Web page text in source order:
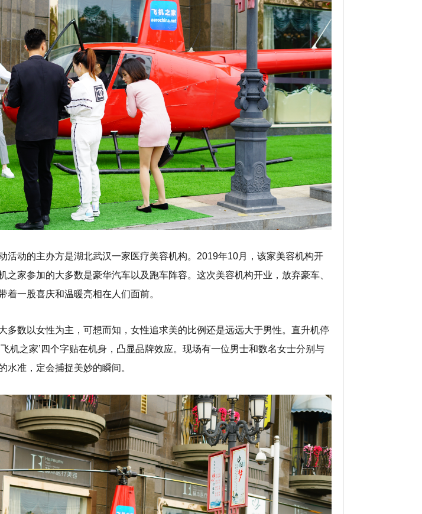
活动的主办方是湖北武汉一家医疗美容机构。2019年10月，该家美容机构开
之家参加的大多数是豪华汽车以及跑车阵容。这次美容机构开业，放弃豪车、
着一股喜庆和温暖亮相在人们面前。
多数以女性为主，可想而知，女性追求美的比例还是远远大于男性。直升机停
机之家’四个字贴在机身，凸显品牌效应。现场有一位男士和数名女士分别与
水准，定会捕捉美妙的瞬间。